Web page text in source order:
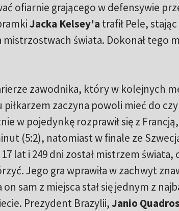
ofiarnie grającego w defensywie
Jacka Kelsey'a trafił Pele,
świata. Dokonał tego
zawodnika, który w kolejnych
zaczyna powoli mieć do
w pojedynkę rozprawił się z
(5:2), natomiast w finale ze
lat i 249 dni został mistrzem świata,
Jego gra wprawiła w zachwyt
sam z miejsca stał się jednym z
Prezydent Brazylii,Janio Quadros